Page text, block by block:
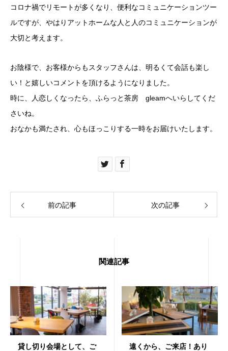
コロナ禍でリモートが多くなり、便利なコミュニケーションツー
ルですが、やはりアットホームな人と人のコミュニケーションが
大切と考えます。
お陰様で、お客様からもスタッフさんは、明るくて会話も楽し
い！と嬉しいコメントを頂けるようになりました。
時に、人恋しくなったら、ふらっと茶房 gleamへいらしてくだ
さいね。
おなかも満たされ、心もほっこりする一時をお届けいたします。
前の記事 次の記事
関連記事
貸し切り会場として、ご
遠くから、ご来店！あり